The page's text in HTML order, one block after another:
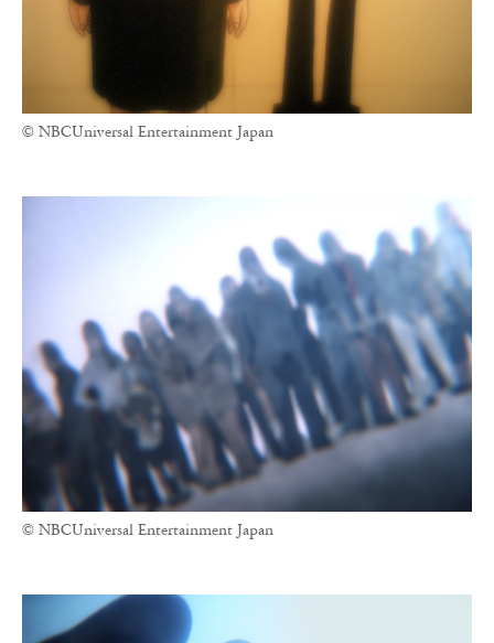
© NBCUniversal Entertainment Japan
© NBCUniversal Entertainment Japan